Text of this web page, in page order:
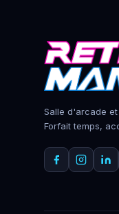
Salle d'arcade
Forfait temps,